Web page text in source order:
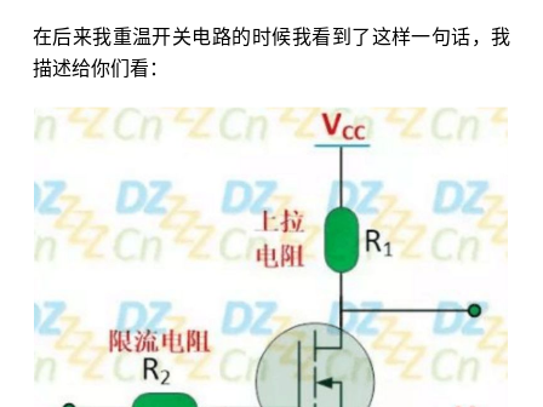
在后来我重温开关电路的时候我看到了这样一句话，我
描述给你们看：